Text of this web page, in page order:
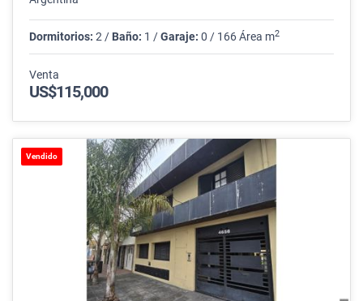
Dormitorios: 2 / Baño: 1 /Garaje: 0 / 166 Área m2
Venta
US$115,000
Vendido